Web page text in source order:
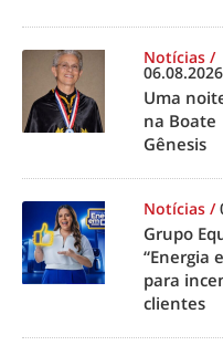
Notícias /
06.08.2026
Uma
na Boate
Gênesis
Notícias /
Grupo
“Energia
para
clientes